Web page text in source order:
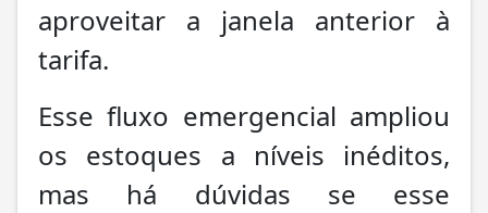
aproveitar a janela anterior à
tarifa.
Esse fluxo emergencial ampliou
os estoques a níveis inéditos,
mas há dúvidas se esse